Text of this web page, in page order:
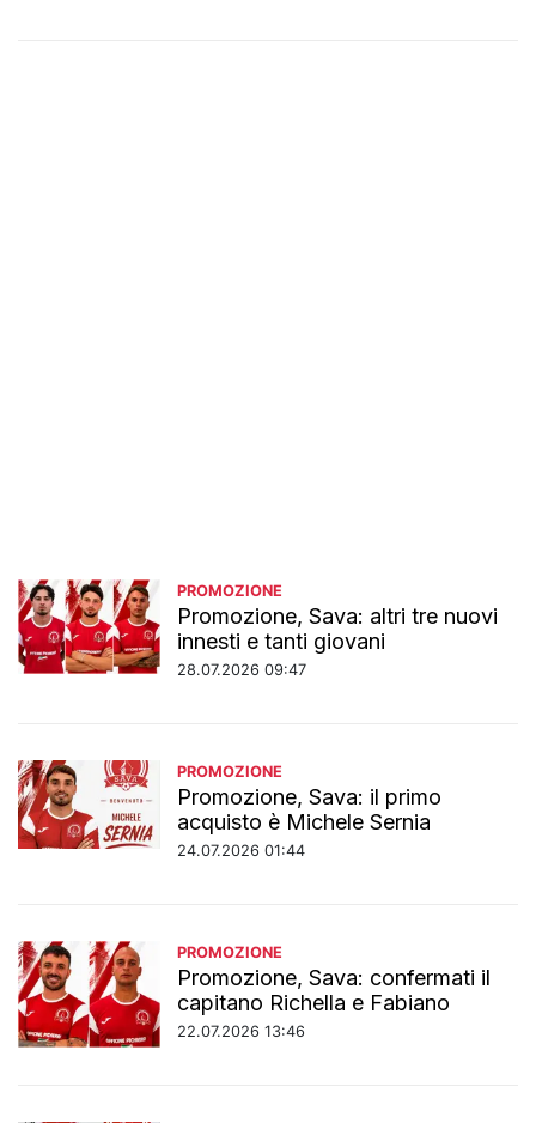
PROMOZIONE
Promozione, Sava: altri tre nuovi
innesti e tanti giovani
28.07.2026 09:47
PROMOZIONE
Promozione, Sava: il primo
acquisto è Michele Sernia
24.07.2026 01:44
PROMOZIONE
Promozione, Sava: confermati il
capitano Richella e Fabiano
22.07.2026 13:46